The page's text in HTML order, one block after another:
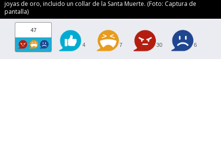
joyas de oro, incluido un collar de la Santa Muerte. (Foto: Captura de
pantalla)
47
4 7 30 6